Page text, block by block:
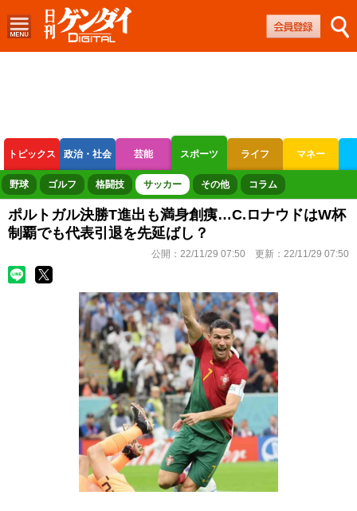
トピックス 政治・社会 芸能 スポーツ ライフ マネー
ボートレース 競輪 オートレース
野球 ゴルフ 格闘技 サッカー その他 コラム
ポルトガル決勝T進出も満身創痍…C.ロナウドはW杯
制覇でも代表引退を先延ばし？
公開： 22/11/29 07:50 更新： 22/11/29 07:50